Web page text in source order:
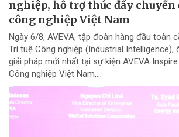
nghiệp, hỗ trợ thúc đẩy chuyển
công nghiệp Việt Nam
Ngày 6/8, AVEVA, tập đoàn hàng đầu toàn
Trí tuệ Công nghiệp (Industrial Intelligence),
giải pháp mới nhất tại sự kiện AVEVA
Công nghiệp Việt Nam,...